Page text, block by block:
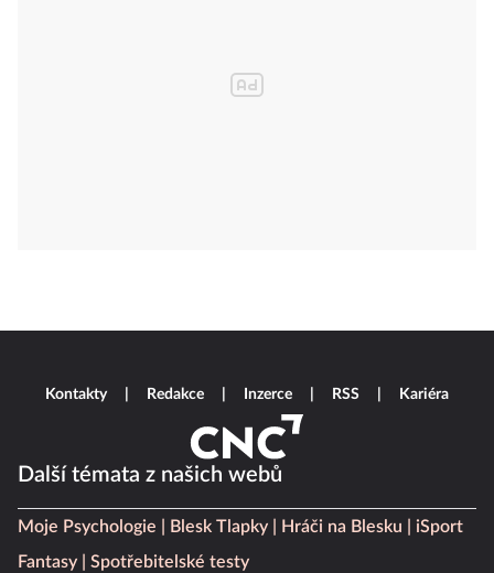
Další témata z našich webů
Moje Psychologie Blesk Tlapky Hráči na Blesku
iSport
Fantasy
Spotřebitelské testy
Kontakty Redakce Inzerce RSS Kariéra